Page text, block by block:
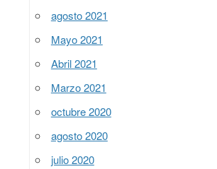
agosto 2021
Mayo 2021
Abril 2021
Marzo 2021
octubre 2020
agosto 2020
julio 2020